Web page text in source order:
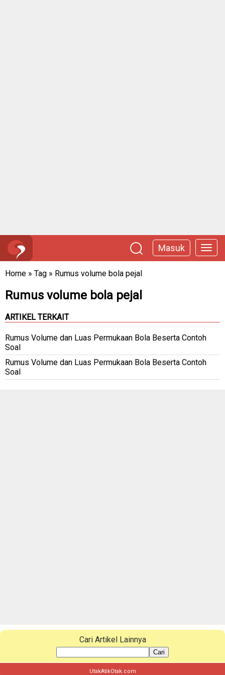
Masuk
Home » Tag » Rumus volume bola pejal
Rumus volume bola pejal
ARTIKEL TERKAIT
Rumus Volume dan Luas Permukaan Bola Beserta Contoh
Soal
Rumus Volume dan Luas Permukaan Bola Beserta Contoh
Soal
Cari Artikel Lainnya
Cari
UtakAtikOtak.com